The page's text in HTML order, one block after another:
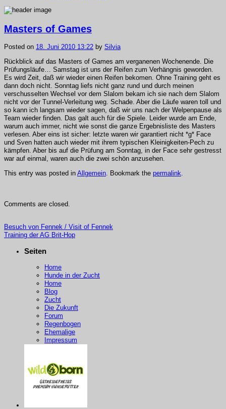
Masters of Games
Posted on 18. Juni 2010 13:22 by Silvia
Rückblick auf das Masters of Games am verganenen Wochenende. Die
Prüfungsläufe… Samstag ist uns der Reifen zum Verhängnis geworden.
Es wird Zeit, daß wir wieder einen Reifen bekomen. Ohne Training geht es
dann doch nicht. Sonntag liefs nicht ganz rund und durch meinen
verschusselten Wechsel vor dem Slalom bekam ich sie nach dem Slalom
nicht vor der Tunnel-Verleitung weg. Schade. Aber die Läufe waren toll und
so kann ich langsam wieder sagen, daß wir uns nach der Welpenpause als
Team wieder finden. Das galt auch für die Spiele. Leider wurde am Ende,
warum auch immer, nicht wie sonst die ganze Ergebnisliste des Masters
verlesen. Aber eins ist sicher: letzte waren wir garantiert nicht *g* Face
und Sven hatten auch wieder mit ihrem typischen Kleinigkeiten-Pech zu
kämpfen. Aber bis auf die Prüfung am Sonntag, in der Face sehr gestresst
war auf einmal, waren auch die zwei schön anzusehen.
This entry was posted in Allgemein . Bookmark the permalink
Comments are closed.
Besuch von Fennek / Visit of Fennek
Training der AG Brit-Hop
Seiten
Home
Hunde in der Zucht
Home
Blog
Zucht
Die Zukunft
Forum
Regenbogen
Ehemalige
Impressum